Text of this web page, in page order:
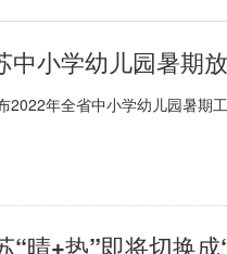
中小学幼儿园暑期
2022年全省中小学幼儿园暑期
“晴+热”即将切换成